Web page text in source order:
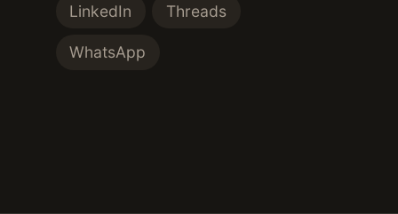
LinkedIn Threads
WhatsApp